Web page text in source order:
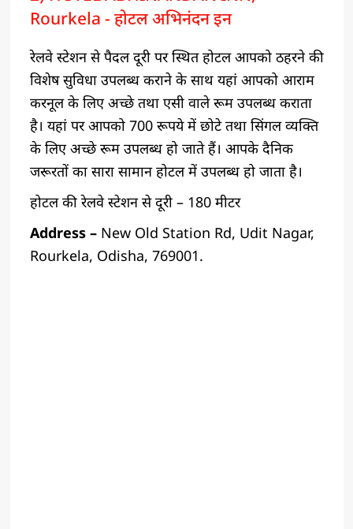
Rourkela - होटल अभिनंदन इन
रेलवे स्टेशन से पैदल दूरी पर स्थित होटल आपको ठहरने की
विशेष सुविधा उपलब्ध कराने के साथ यहां आपको आराम
करनूल के लिए अच्छे तथा एसी वाले रूम उपलब्ध कराता
है। यहां पर आपको 700 रूपये में छोटे तथा सिंगल व्यक्ति
के लिए अच्छे रूम उपलब्ध हो जाते हैं। आपके दैनिक
जरूरतों का सारा सामान होटल में उपलब्ध हो जाता है।
होटल की रेलवे स्टेशन से दूरी – 180 मीटर
Address –New Old Station Rd, Udit Nagar,
Rourkela, Odisha, 769001.